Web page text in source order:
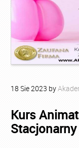
18 Sie2023 by
Kurs
Stacjonarny